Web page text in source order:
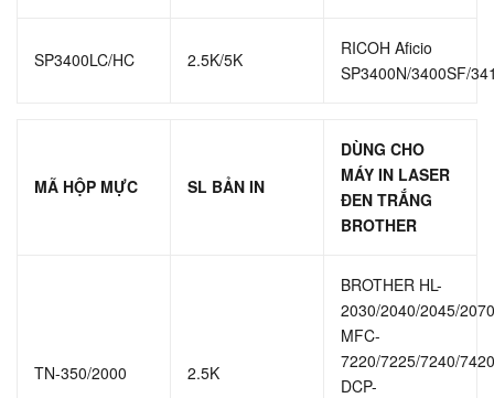
SP3400LC/HC 2.5K/5K
RICOH Aficio
SP3400N/3400SF/
MÃ HỘP MỰC SL BẢN IN
DÙNG CHO
MÁY IN LASER
ĐEN TRẮNG
BROTHER
TN-350/2000 2.5K
BROTHER HL-
2030/2040/2045/
MFC-
7220/7225/7240/
DCP-